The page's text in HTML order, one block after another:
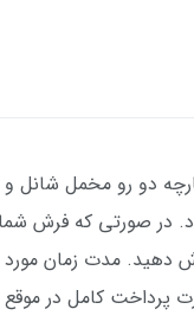
دو رو مخمل شانل و
در سایزهای 4 و 6 و 9 و 12 متری
پرداخت کامل در